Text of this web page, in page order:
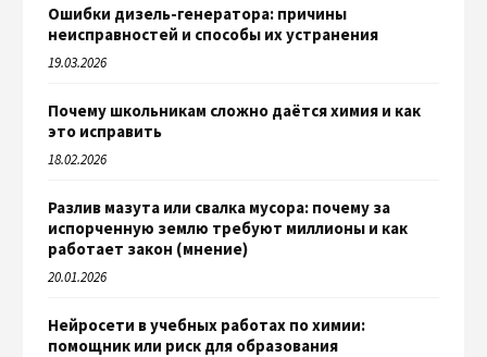
Ошибки дизель-генератора: причины
неисправностей и способы их устранения
19.03.2026
Почему школьникам сложно даётся химия и как
это исправить
18.02.2026
Разлив мазута или свалка мусора: почему за
испорченную землю требуют миллионы и как
работает закон (мнение)
20.01.2026
Нейросети в учебных работах по химии:
помощник или риск для образования